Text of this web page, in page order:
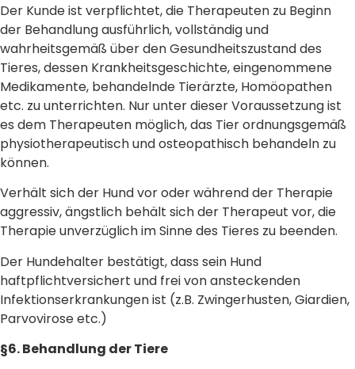
Der Kunde ist verpflichtet, die Therapeuten zu Beginn
der Behandlung ausführlich, vollständig und
wahrheitsgemäß über den Gesundheitszustand des
Tieres, dessen Krankheitsgeschichte, eingenommene
Medikamente, behandelnde Tierärzte, Homöopathen
etc. zu unterrichten. Nur unter dieser Voraussetzung ist
es dem Therapeuten möglich, das Tier ordnungsgemäß
physiotherapeutisch und osteopathisch behandeln zu
können.
Verhält sich der Hund vor oder während der Therapie
aggressiv, ängstlich behält sich der Therapeut vor, die
Therapie unverzüglich im Sinne des Tieres zu beenden.
Der Hundehalter bestätigt, dass sein Hund
haftpflichtversichert und frei von ansteckenden
Infektionserkrankungen ist (z.B. Zwingerhusten, Giardien,
Parvovirose etc.)
§6. Behandlung der Tiere